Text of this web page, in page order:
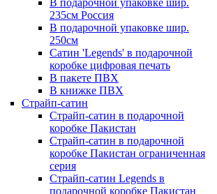
В подарочной упаковке шир.
235см Россия
В подарочной упаковке шир.
250см
Сатин 'Legends' в подарочной
коробке цифровая печать
В пакете ПВХ
В книжке ПВХ
Страйп-сатин
Страйп-сатин в подарочной
коробке Пакистан
Страйп-сатин в подарочной
коробке Пакистан ограниченная
серия
Страйп-сатин Legends в
подарочной коробке Пакистан